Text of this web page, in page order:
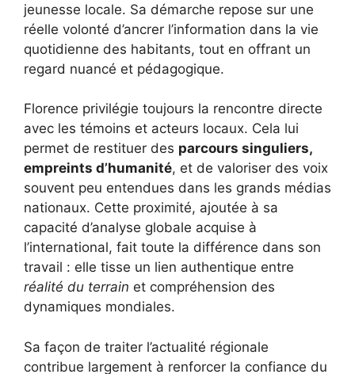
jeunesse locale. Sa démarche repose sur une
réelle volonté d’ancrer l’information dans la vie
quotidienne des habitants, tout en offrant un
regard nuancé et pédagogique.
Florence privilégie toujours la rencontre directe
avec les témoins et acteurs locaux. Cela lui
permet de restituer des parcours singuliers,
empreints d’humanité, et de valoriser des voix
souvent peu entendues dans les grands médias
nationaux. Cette proximité, ajoutée à sa
capacité d’analyse globale acquise à
l’international, fait toute la différence dans son
travail : elle tisse un lien authentique entre
réalité du terrain et compréhension des
dynamiques mondiales.
Sa façon de traiter l’actualité régionale
contribue largement à renforcer la confiance du